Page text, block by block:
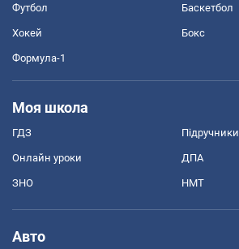
Футбол Баскетбол
Хокей Бокс
Формула-1
Моя школа
ГДЗ Підручники
Онлайн уроки ДПА
ЗНО НМТ
Авто